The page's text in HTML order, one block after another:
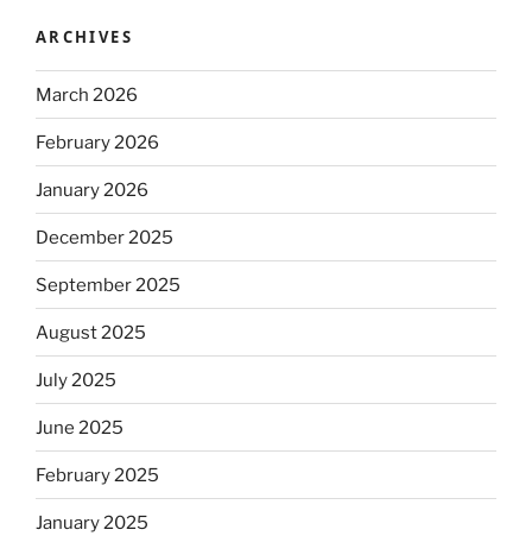
ARCHIVES
March 2026
February 2026
January 2026
December 2025
September 2025
August 2025
July 2025
June 2025
February 2025
January 2025